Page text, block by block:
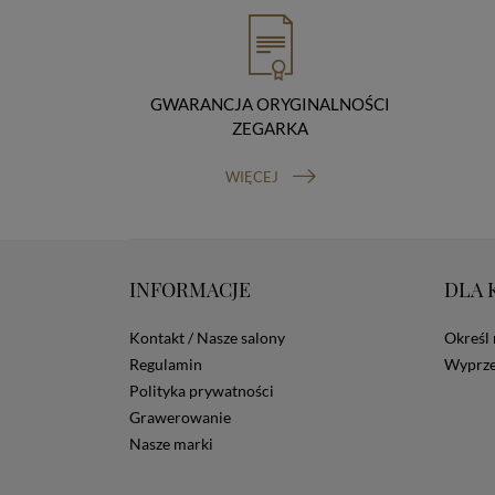
GWARANCJA ORYGINALNOŚCI
ZEGARKA
WIĘCEJ
INFORMACJE
Kontakt / Nasze salony
Regulamin
Polityka prywatności
Grawerowanie
Nasze marki
DLA
Określ